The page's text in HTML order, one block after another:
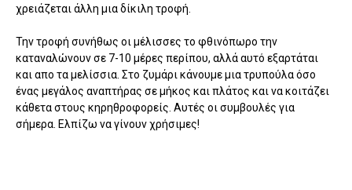
χρειάζεται άλλη μια δίκιλη τροφή.
Την τροφή συνήθως οι μέλισσες το φθινόπωρο την
καταναλώνουν σε 7-10 μέρες περίπου, αλλά αυτό εξαρτάται
και απο τα μελίσσια. Στο ζυμάρι κάνουμε μια τρυπούλα όσο
ένας μεγάλος αναπτήρας σε μήκος και πλάτος και να κοιτάζει
κάθετα στους κηρηθροφορείς. Αυτές οι συμβουλές για
σήμερα. Ελπίζω να γίνουν χρήσιμες!